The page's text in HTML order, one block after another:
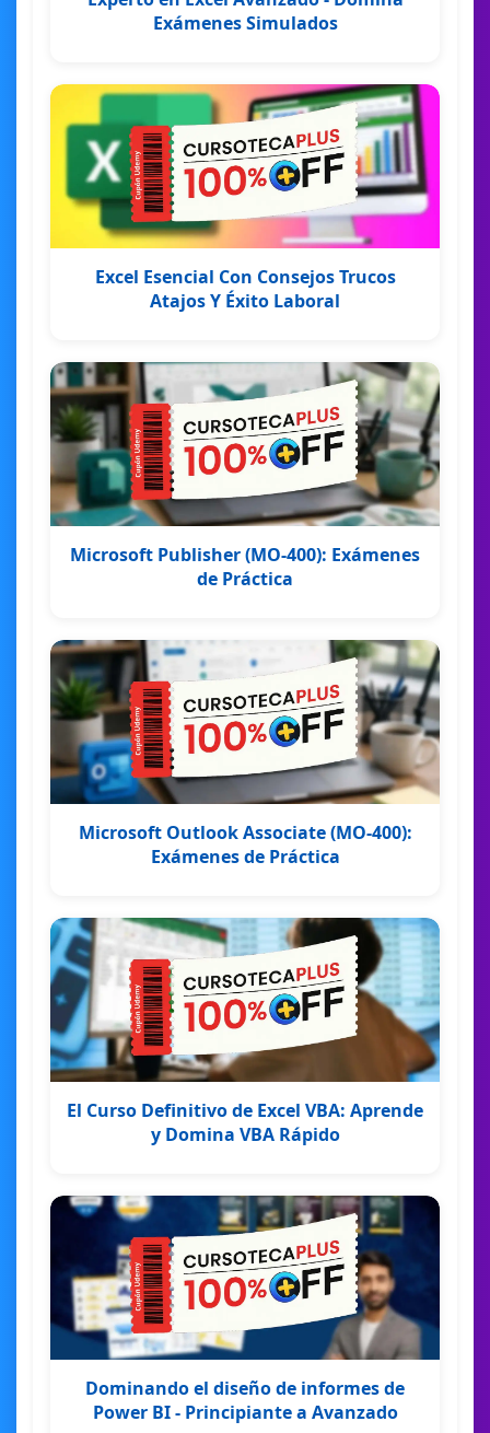
Exámenes Simulados
Excel Esencial Con Consejos Trucos
Atajos Y Éxito Laboral
Microsoft Publisher (MO-400): Exámenes
de Práctica
Microsoft Outlook Associate (MO-400):
Exámenes de Práctica
El Curso Definitivo de Excel VBA: Aprende
y Domina VBA Rápido
Dominando el diseño de informes de
Power BI - Principiante a Avanzado